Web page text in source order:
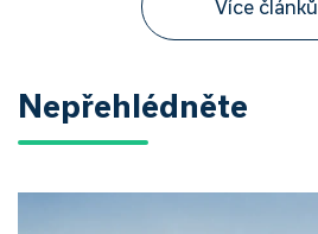
Více článků
Nepřehlédněte